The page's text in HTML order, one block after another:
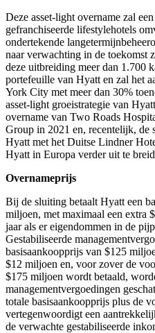
Deze asset-light overname zal
gefranchiseerde lifestylehotels
ondertekende
naar verwachting in de toekomst
deze uitbreiding meer dan 1.700
portefeuille van Hyatt en zal het
York City met meer dan 30%
asset-light groeistrategie van
overname van Two Roads
Group in 2021 en, recentelijk, de
Hyatt met het Duitse Lindner
Hyatt in Europa verder uit te
Overnameprijs
Bij de sluiting betaalt Hyatt een
miljoen, met maximaal een extra
jaar als er eigendommen in de
Gestabiliseerde
basisaankoopprijs van $125
$12 miljoen en, voor zover de
$175 miljoen wordt betaald,
managementvergoedingen
totale basisaankoopprijs plus de
vertegenwoordigt een
de verwachte gestabiliseerde